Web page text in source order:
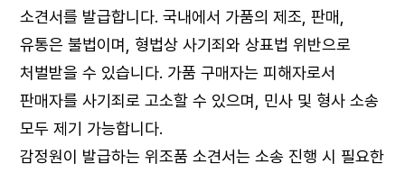
소견서를 발급합니다. 국내에서 가품의 제조, 판매,
유통은 불법이며, 형법상 사기죄와 상표법 위반으로
처벌받을 수 있습니다. 가품 구매자는 피해자로서
판매자를 사기죄로 고소할 수 있으며, 민사 및 형사 소송
모두 제기 가능합니다.
감정원이 발급하는 위조품 소견서는 소송 진행 시 필요한